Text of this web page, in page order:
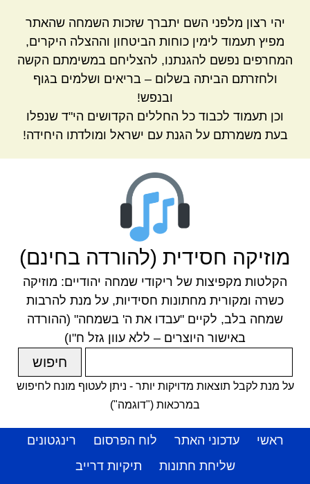
יהי רצון מלפני השם יתברך שזכות השמחה שהאתר
מפיץ תעמוד לימין כוחות הביטחון וההצלה היקרים,
המחרפים נפשם להגנתנו, להצליחם במשימתם הקשה
ולחזרתם הביתה בשלום – בריאים ושלמים בגוף
ובנפש!
וכן תעמוד לכבוד כל החללים הקדושים הי"ד שנפלו
בעת משמרתם על הגנת עם ישראל ומולדתו היחידה!
מוזיקה חסידית (להורדה בחינם)
הקלטות מקפיצות של ריקודי שמחה יהודיים: מוזיקה
כשרה ומקורית מחתונות חסידיות, על מנת להרבות
שמחה בלב, לקיים "עבדו את ה' בשמחה" (ההורדה
באישור היוצרים – ללא עוון גזל ח"ו)
על מנת לקבל תוצאות מדויקות יותר - ניתן לעטוף מונח לחיפוש
במרכאות ("דוגמה")
ראשי עדכוני האתר לוח הפרסום
רינגטונים
שליחת חתונות
תיקיות דרייב